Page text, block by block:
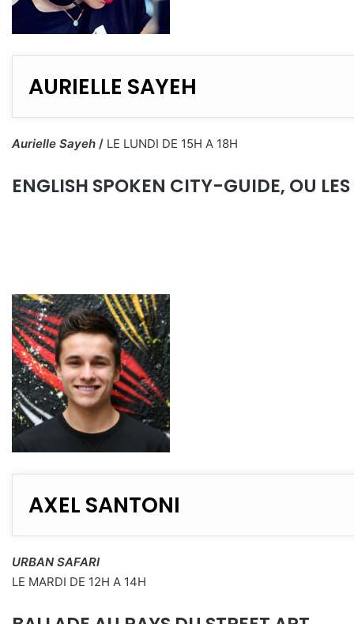
AURIELLE SAYEH
Aurielle Sayeh / LE LUNDI DE 15H A 18H
ENGLISH SPOKEN CITY-GUIDE, OU
AXEL SANTONI
URBAN SAFARI
LE MARDI DE 12H A 14H